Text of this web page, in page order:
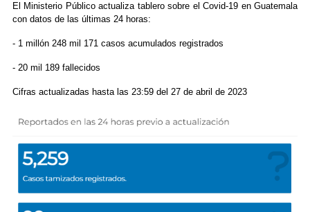
El Ministerio Público actualiza tablero sobre el Covid-19 en Guatemala
con datos de las últimas 24 horas:
- 1 millón 248 mil 171 casos acumulados registrados
- 20 mil 189 fallecidos
Cifras actualizadas hasta las 23:59 del 27 de abril de 2023